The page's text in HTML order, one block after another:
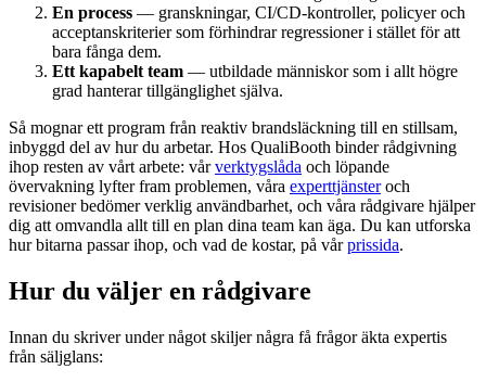
En process — granskningar, CI/CD-kontroller, policyer och
acceptanskriterier som förhindrar regressioner i stället för att
bara fånga dem.
Ett kapabelt team — utbildade människor som i allt högre
grad hanterar tillgänglighet själva.
Så mognar ett program från reaktiv brandsläckning till en stillsam,
inbyggd del av hur du arbetar. Hos QualiBooth binder rådgivning
ihop resten av vårt arbete: vårverktygslåda och löpande
övervakning lyfter fram problemen, våra experttjänsteroch
revisioner bedömer verklig användbarhet, och våra rådgivare hjälper
dig att omvandla allt till en plan dina team kan äga. Du kan utforska
hur bitarna passar ihop, och vad de kostar, på vårprissida.
Hur du väljer en rådgivare
Innan du skriver under något skiljer några få frågor äkta expertis
från säljglans: